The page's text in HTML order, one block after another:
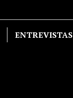
ENTREVISTAS